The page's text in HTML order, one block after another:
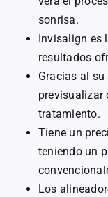
sonrisa.
Invisalign es
resultados
Gracias al
previsualizar
tratamiento.
Tiene un
teniendo un
Los